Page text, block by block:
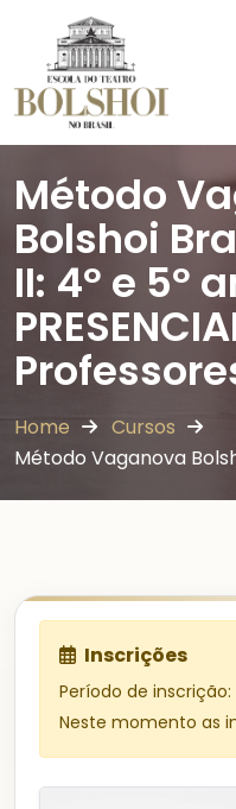
Método
Bolshoi
II: 4º e 5º
Home
Cursos
Método Vaganova
Inscrições
Período de
Neste momento as